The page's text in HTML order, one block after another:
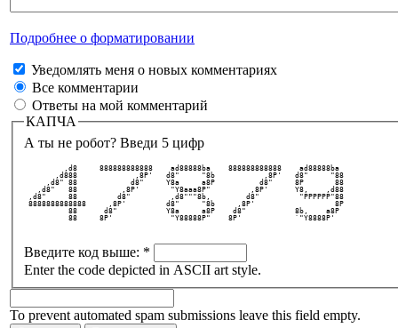
Подробнее о форматировании
Уведомлять меня о новых комментариях
Все комментарии
Ответы на мой комментарий
КАПЧА
А ты не робот? Введи 5 цифр
         ,d8     888888888888    ad88888ba    888888888888    ad88888ba
       ,d888             ,8P'   d8"     "8b           ,8P'   d8"     "88
     ,d8" 88            d8"     Y8a     a8P          d8"     8P       88
   ,d8"   88          ,8P'       "Y8aaa8P"         ,8P'      Y8,    ,d88
,d8"     88         d8"         ,d8"""8b,        d8"         "PPPPPP"88
8888888888888     ,8P'         d8"     "8b     ,8P'                  8P
          88      d8"           Y8a     a8P    d8"           8b,    a8P
          88     8P'             "Y88888P"    8P'            `"Y8888P'
Введите код выше: *
Enter the code depicted in ASCII art style.
To prevent automated spam submissions leave this field empty.